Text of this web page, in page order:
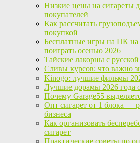
Низкие цены на сигареты
покупателей
Как рассчитать
покупкой
Бесплатные игры на ПК на
поиграть осенью 2026
Тайские лакорны с русской
Сливы курсов: что важно
Kinogo: лучшие фильмы
Лучшие дорамы 2026 года
Почему Garage55
Опт сигарет от 1 блока —
бизнеса
Как организовать
сигарет
Практические советы по